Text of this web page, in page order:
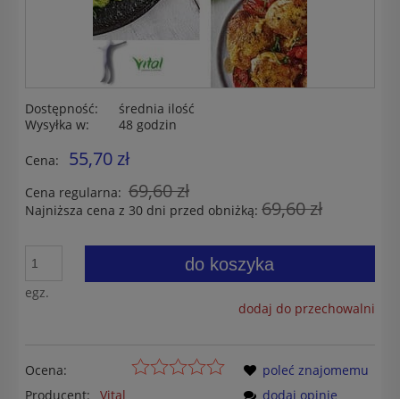
Dostępność:
średnia ilość
Wysyłka w:
48 godzin
Cena: 55,70 zł
Cena regularna: 69,60 zł
Najniższa cena z 30 dni przed obniżką: 69,60 zł
egz.
do koszyka
dodaj do przechowalni
Ocena:
Producent:
Vital
poleć znajomemu
dodaj opinię